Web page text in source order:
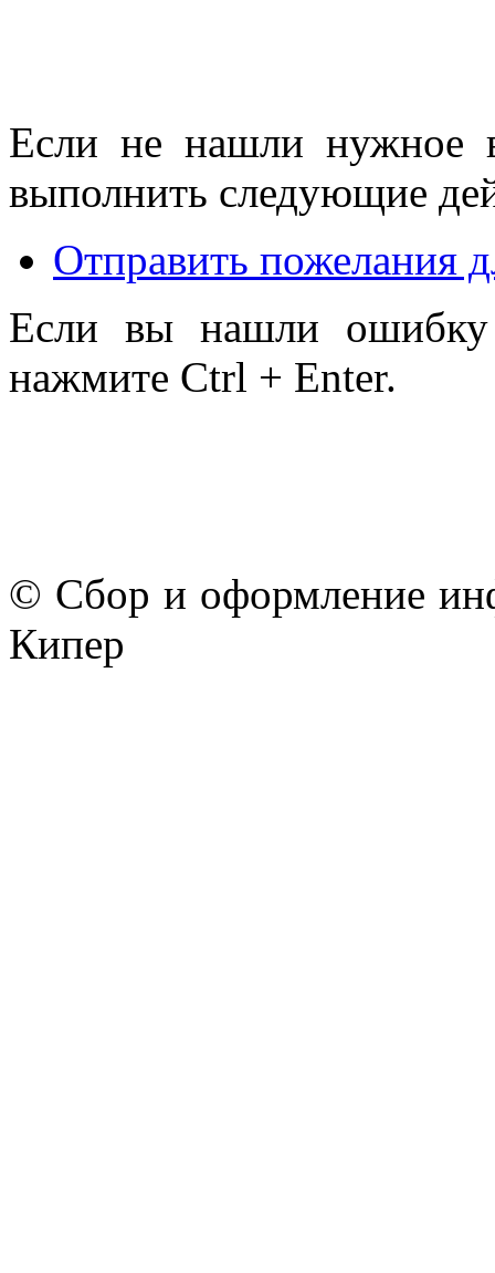
Если не нашли нужное
выполнить следующие
Отправить пожелания
Если вы нашли ошибку
нажмите Ctrl + Enter.
© Сбор и оформление
Кипер